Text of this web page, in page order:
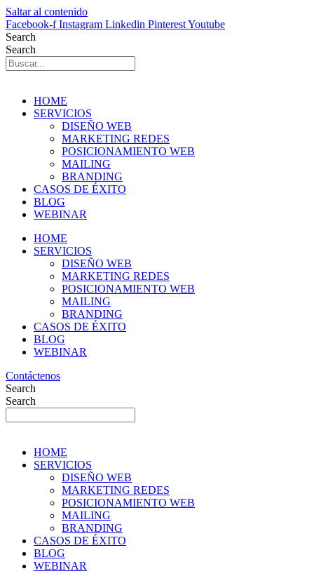
Saltar al contenido
Facebook-f Instagram Linkedin PinterestYoutube
Search
Search
HOME
SERVICIOS
DISEÑO WEB
MARKETING REDES
POSICIONAMIENTO WEB
MAILING
BRANDING
CASOS DE ÉXITO
BLOG
WEBINAR
HOME
SERVICIOS
DISEÑO WEB
MARKETING REDES
POSICIONAMIENTO WEB
MAILING
BRANDING
CASOS DE ÉXITO
BLOG
WEBINAR
Contáctenos
Search
Search
HOME
SERVICIOS
DISEÑO WEB
MARKETING REDES
POSICIONAMIENTO WEB
MAILING
BRANDING
CASOS DE ÉXITO
BLOG
WEBINAR